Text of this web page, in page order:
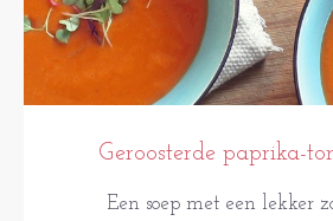
Geroosterde paprika-
Een soep met een lekker